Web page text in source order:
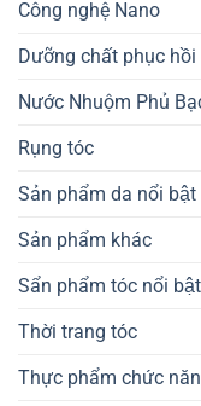
Công nghệ Nano
Dưỡng chất phục hồi
Nước Nhuộm Phủ
Rụng tóc
Sản phẩm da nổi bật
Sản phẩm khác
Sẩn phẩm tóc nổi bật
Thời trang tóc
Thực phẩm chức